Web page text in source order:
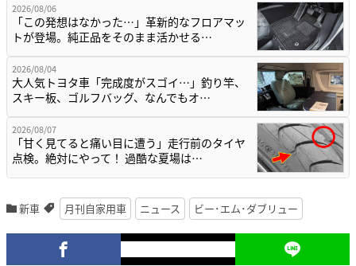
2026/08/06
「この発想はなかった…」革新的なフロアマッ
トが登場。純正品をそのまま活かせる…
2026/08/04
大人気トヨタ車「完成度がスゴイ…」釣り竿、
スキー板、ゴルフバッグ、なんでもオ…
2026/08/07
「甘く見てると痛い目に遭う」走行前のタイヤ
点検。絶対にやって！ 過酷な夏場は…
新車 月刊自家用車 ニュース ビー･エム･ダブリュー